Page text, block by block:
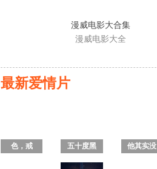
漫威电影大合集
漫威电影大全
最新爱情片
色，戒
五十度黑
他其实没